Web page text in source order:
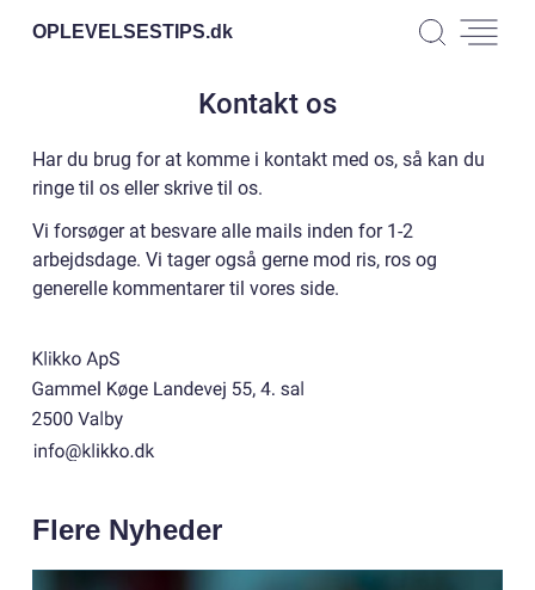
OPLEVELSESTIPS.dk
Kontakt os
Har du brug for at komme i kontakt med os, så kan du
ringe til os eller skrive til os.
Vi forsøger at besvare alle mails inden for 1-2
arbejdsdage. Vi tager også gerne mod ris, ros og
generelle kommentarer til vores side.
Flere Nyheder